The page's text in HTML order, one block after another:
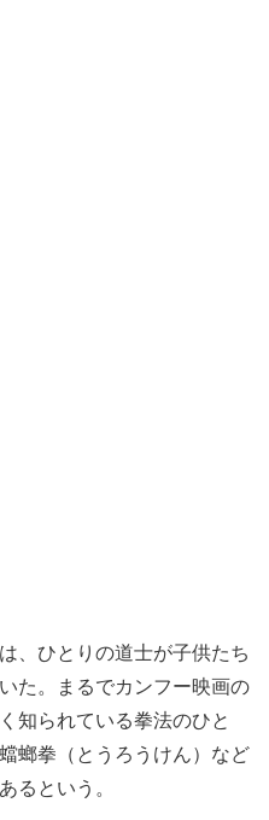
、ひとりの道士が子供たち
た。まるでカンフー映画の
知られている拳法のひと
螂拳（とうろうけん）など
るという。